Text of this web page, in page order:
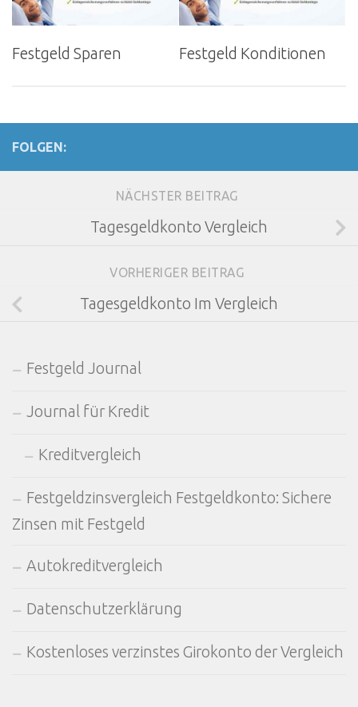
Festgeld Sparen Festgeld Konditionen
FOLGEN:
NÄCHSTER BEITRAG
Tagesgeldkonto Vergleich
VORHERIGER BEITRAG
Tagesgeldkonto Im Vergleich
Festgeld Journal
Journal für Kredit
Kreditvergleich
Festgeldzinsvergleich Festgeldkonto: Sichere
Zinsen mit Festgeld
Autokreditvergleich
Datenschutzerklärung
Kostenloses verzinstes Girokonto der Vergleich